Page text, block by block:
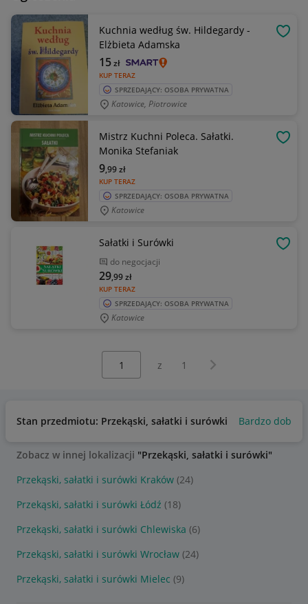
Kuchnia według św. Hildegardy -
Elżbieta Adamska
KUP TERAZ
15zł
SPRZEDAJĄCY: OSOBA PRYWATNA
Katowice, Piotrowice
Mistrz Kuchni Poleca. Sałatki.
Monika Stefaniak
KUP TERAZ
9,99zł
SPRZEDAJĄCY: OSOBA PRYWATNA
Katowice
Sałatki i Surówki
do negocjacji
KUP TERAZ
29,99zł
SPRZEDAJĄCY: OSOBA PRYWATNA
Katowice
z 1 Następna strona
Stan przedmiotu: Przekąski, sałatki i surówki Bardzo dobry
Zobacz w innej lokalizacji "Przekąski, sałatki i surówki"
Przekąski, sałatki i surówki Kraków (24)
Przekąski, sałatki i surówki Łódź (18)
Przekąski, sałatki i surówki Chlewiska (6)
Przekąski, sałatki i surówki Wrocław (24)
Przekąski, sałatki i surówki Mielec (9)